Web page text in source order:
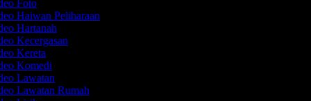
Foto
Haiwan Peliharaan
Hartanah
Kecergasan
Kereta
Komedi
Lawatan
Lawatan Rumah